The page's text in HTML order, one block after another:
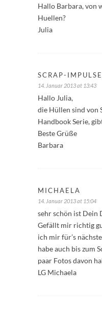
Hallo Barbara, von
Huellen?
Julia
SCRAP-IMPULSE
14. Januar 2013 at 13:43
Hallo Julia,
die Hüllen sind von
Handbook Serie,
Beste Grüße
Barbara
MICHAELA
14. Januar 2013 at 15:04
sehr schön ist Dein
Gefällt mir richtig
ich mir für’s
habe auch bis zum
paar Fotos davon
LG Michaela